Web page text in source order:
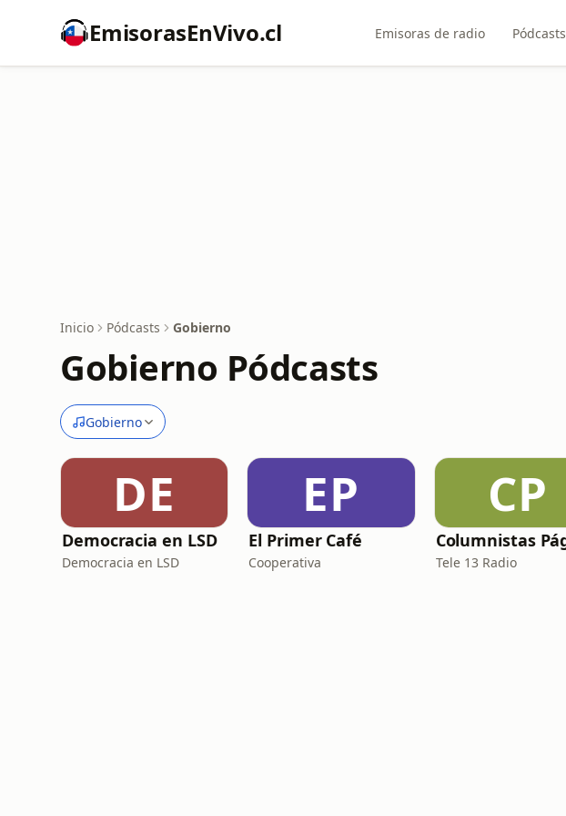
EmisorasEnVivo.cl Emisoras de radio Pódcasts
Inicio Pódcasts Gobierno
Gobierno Pódcasts
Gobierno
DE
Democracia en LSD
Democracia en LSD
EP
El Primer Café
Cooperativa
CP
Tele 13 Radio